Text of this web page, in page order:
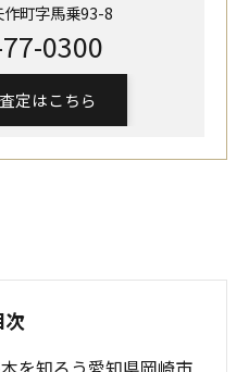
町字馬乗93-8
0300
定はこちら
次